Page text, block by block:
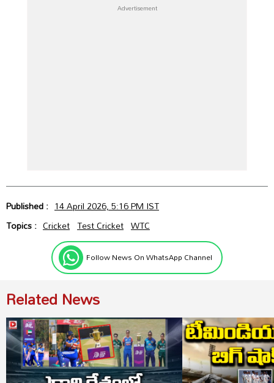
Published : 14 April 2026, 5:16 PM IST
Topics : Cricket Test Cricket WTC
Follow News On WhatsApp Channel
Related News